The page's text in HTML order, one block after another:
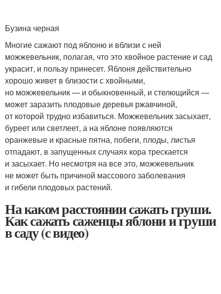
Бузина черная
Многие сажают под яблоню и вблизи с ней
можжевельник, полагая, что это хвойное растение и сад
украсит, и пользу принесет. Яблоня действительно
хорошо живет в близости с хвойными,
но можжевельник — и обыкновенный, и стелющийся —
может заразить плодовые деревья ржавчиной,
от которой трудно избавиться. Можжевельник засыхает,
буреет или светлеет, а на яблоне появляются
оранжевые и красные пятна, побеги, плоды, листья
отпадают, в запущенных случаях кора трескается
и засыхает. Но несмотря на все это, можжевельник
не может быть причиной массового заболевания
и гибели плодовых растений.
На каком расстоянии сажать груши.
Как сажать саженцы яблони и груши
в саду (с видео)